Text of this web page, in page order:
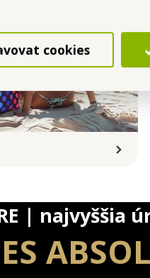
cookies
| najvyššia